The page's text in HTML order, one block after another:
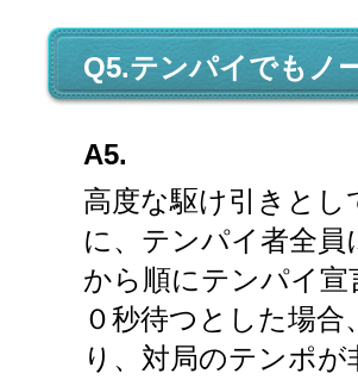
Q5.テンパイでもノ
A5.
高度な駆け引きと
に、テンパイ者全
から順にテンパイ
０秒待つとした場
り、対局のテンポ